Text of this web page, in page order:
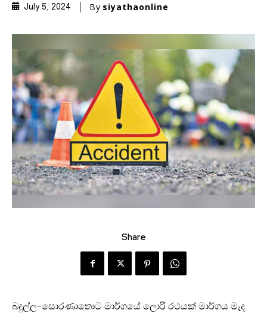
July 5, 2024 By siyathaonline
Share
බදුල්ල-සොරණාතොට මාර්ගයේ ලොරි රථයක් මාර්ගය මැද